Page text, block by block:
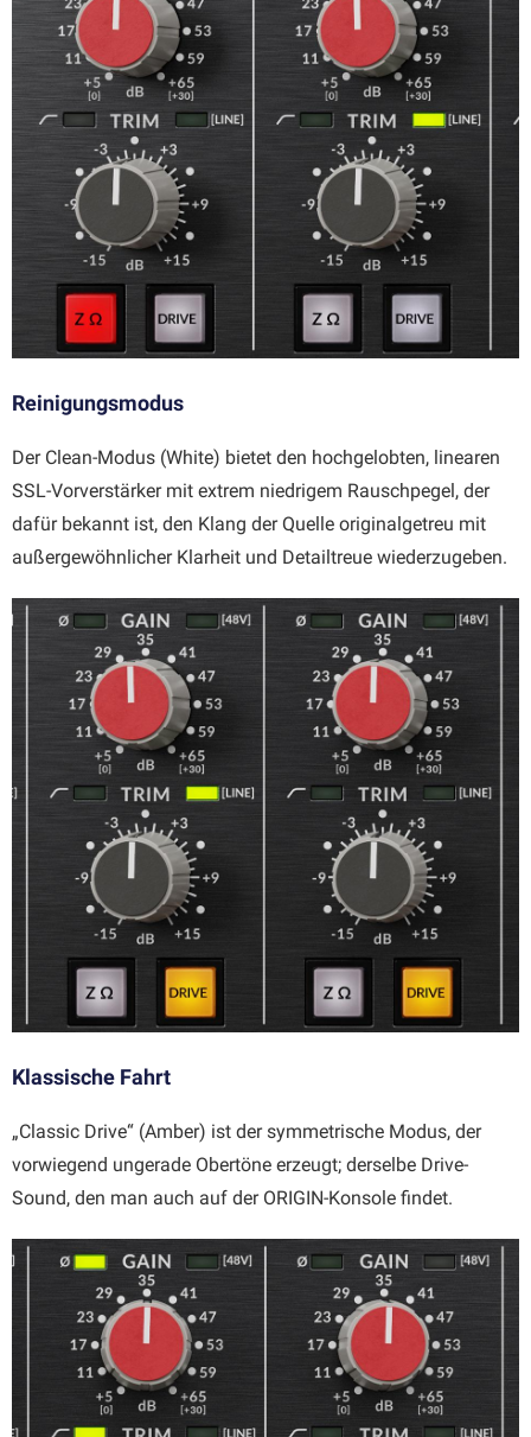
Reinigungsmodus
Der Clean-Modus (White) bietet den hochgelobten, linearen
SSL-Vorverstärker mit extrem niedrigem Rauschpegel, der
dafür bekannt ist, den Klang der Quelle originalgetreu mit
außergewöhnlicher Klarheit und Detailtreue wiederzugeben.
Klassische Fahrt
„Classic Drive“ (Amber) ist der symmetrische Modus, der
vorwiegend ungerade Obertöne erzeugt; derselbe Drive-
Sound, den man auch auf der ORIGIN-Konsole findet.